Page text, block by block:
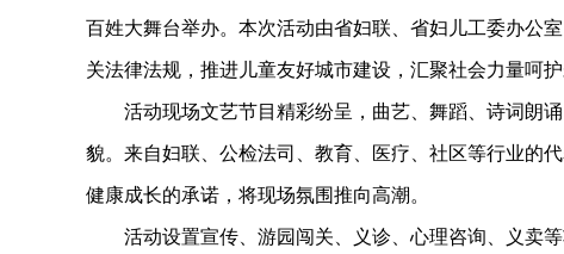
百姓大舞台举办。本次活动由省妇联、省妇儿工委办公
关法律法规，推进儿童友好城市建设，汇聚社会力量呵护
活动现场文艺节目精彩纷呈，曲艺、舞蹈、诗词朗诵
貌。来自妇联、公检法司、教育、医疗、社区等行业的
健康成长的承诺，将现场氛围推向高潮。
活动设置宣传、游园闯关、义诊、心理咨询、义卖等